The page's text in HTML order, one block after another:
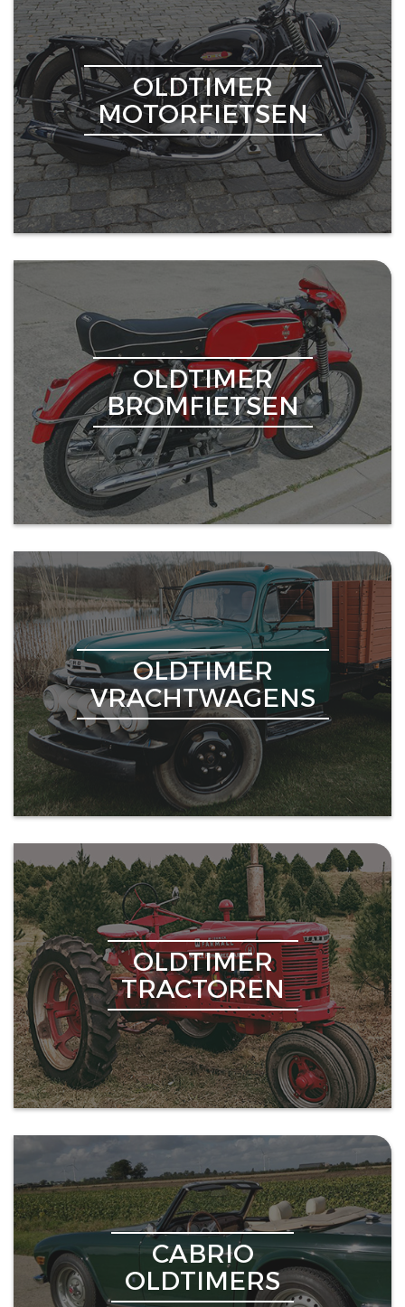
OLDTIMER
MOTORFIETSEN
OLDTIMER
BROMFIETSEN
OLDTIMER
VRACHTWAGENS
OLDTIMER
TRACTOREN
CABRIO
OLDTIMERS